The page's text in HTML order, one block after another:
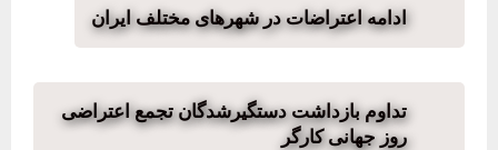
ادامه اعتراضات در شهرهای مختلف ایران
تداوم بازداشت دستگیرشدگان تجمع اعتراضی
روز جهانی کارگر